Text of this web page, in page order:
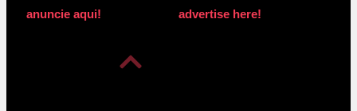
anuncie aqui! advertise here!